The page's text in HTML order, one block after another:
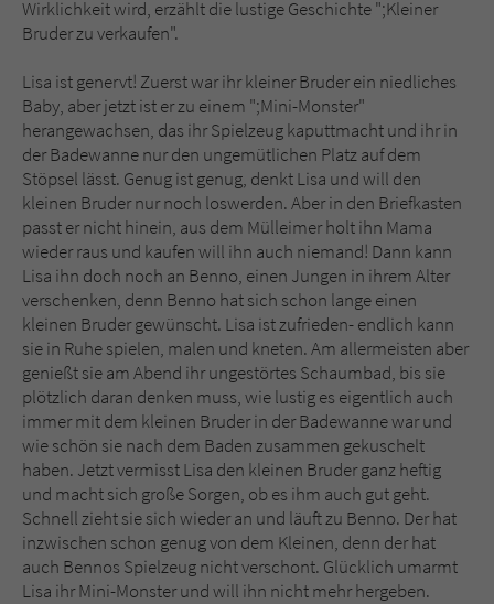
Wirklichkeit wird, erzählt die lustige Geschichte ";Kleiner
Bruder zu verkaufen".
Lisa ist genervt! Zuerst war ihr kleiner Bruder ein niedliches
Baby, aber jetzt ist er zu einem ";Mini-Monster"
herangewachsen, das ihr Spielzeug kaputtmacht und ihr in
der Badewanne nur den ungemütlichen Platz auf dem
Stöpsel lässt. Genug ist genug, denkt Lisa und will den
kleinen Bruder nur noch loswerden. Aber in den Briefkasten
passt er nicht hinein, aus dem Mülleimer holt ihn Mama
wieder raus und kaufen will ihn auch niemand! Dann kann
Lisa ihn doch noch an Benno, einen Jungen in ihrem Alter
verschenken, denn Benno hat sich schon lange einen
kleinen Bruder gewünscht. Lisa ist zufrieden- endlich kann
sie in Ruhe spielen, malen und kneten. Am allermeisten aber
genießt sie am Abend ihr ungestörtes Schaumbad, bis sie
plötzlich daran denken muss, wie lustig es eigentlich auch
immer mit dem kleinen Bruder in der Badewanne war und
wie schön sie nach dem Baden zusammen gekuschelt
haben. Jetzt vermisst Lisa den kleinen Bruder ganz heftig
und macht sich große Sorgen, ob es ihm auch gut geht.
Schnell zieht sie sich wieder an und läuft zu Benno. Der hat
inzwischen schon genug von dem Kleinen, denn der hat
auch Bennos Spielzeug nicht verschont. Glücklich umarmt
Lisa ihr Mini-Monster und will ihn nicht mehr hergeben.
Anbieter Literatur-Couch Medien GmbH & Co. KG
Zweck
Dieses Cookie gewährleistet die
Kommunikation der Webseite mit dem
Benutzer. Es wird benötigt um z. B. den
Sicherheitscode des Kontaktformulars zu
überprüfen.